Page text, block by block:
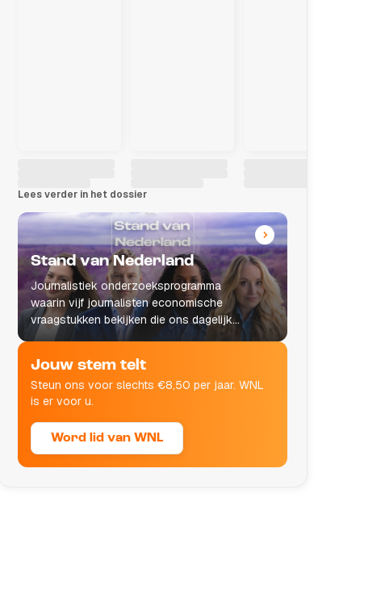
Lees verder in het dossier
Stand van Nederland
Journalistiek onderzoeksprogramma
waarin vijf journalisten economische
vraagstukken bekijken die ons dagelijks
leven raken.
Jouw stem telt
Steun ons voor slechts €8,50 per jaar. WNL
is er voor u.
Word lid van WNL